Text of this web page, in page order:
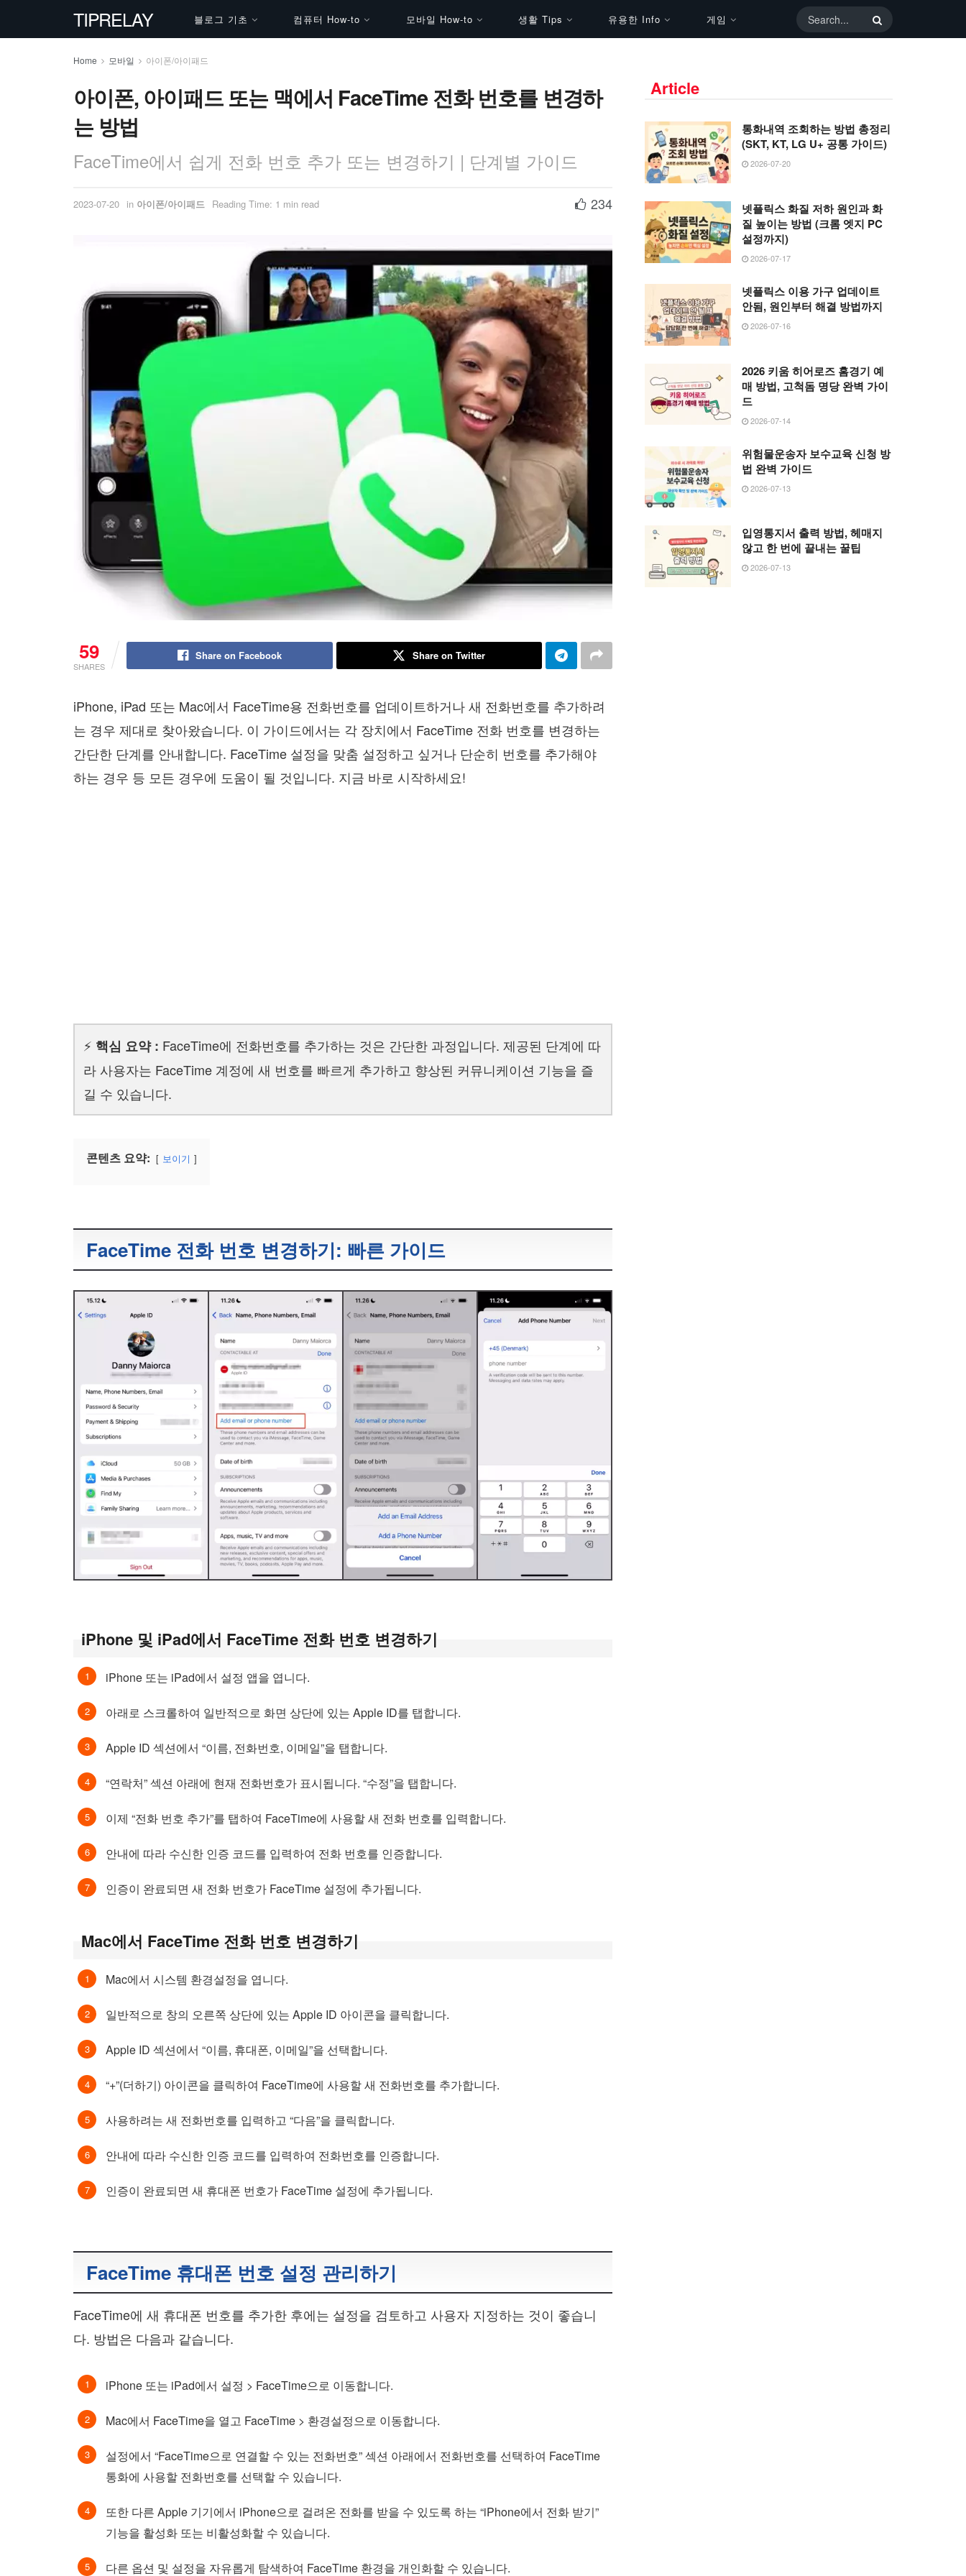
TIPRELAY 블로그 기초 컴퓨터 How-to 모바일 How-to 생활 Tips 유용한 Info 게임
Home 모바일 아이폰/아이패드
아이폰, 아이패드 또는 맥에서 FaceTime 전화 번호를 변경하
는 방법
FaceTime에서 쉽게 전화 번호 추가 또는 변경하기 | 단계별 가이드
2023-07-20 in 아이폰/아이패드 Reading Time: 1 min read 234
59
SHARES
Share on Facebook Share on Twitter
iPhone, iPad 또는 Mac에서 FaceTime용 전화번호를 업데이트하거나 새 전화번호를 추가하려
는 경우 제대로 찾아왔습니다. 이 가이드에서는 각 장치에서 FaceTime 전화 번호를 변경하는
간단한 단계를 안내합니다. FaceTime 설정을 맞춤 설정하고 싶거나 단순히 번호를 추가해야
하는 경우 등 모든 경우에 도움이 될 것입니다. 지금 바로 시작하세요!
⚡ 핵심 요약 : FaceTime에 전화번호를 추가하는 것은 간단한 과정입니다. 제공된 단계에 따
라 사용자는 FaceTime 계정에 새 번호를 빠르게 추가하고 향상된 커뮤니케이션 기능을 즐
길 수 있습니다.
콘텐츠 요약: 보이기
FaceTime 전화 번호 변경하기: 빠른 가이드
iPhone 및 iPad에서 FaceTime 전화 번호 변경하기
iPhone 또는 iPad에서 설정 앱을 엽니다.
아래로 스크롤하여 일반적으로 화면 상단에 있는 Apple ID를 탭합니다.
Apple ID 섹션에서 “이름, 전화번호, 이메일”을 탭합니다.
“연락처” 섹션 아래에 현재 전화번호가 표시됩니다. “수정”을 탭합니다.
이제 “전화 번호 추가”를 탭하여 FaceTime에 사용할 새 전화 번호를 입력합니다.
안내에 따라 수신한 인증 코드를 입력하여 전화 번호를 인증합니다.
인증이 완료되면 새 전화 번호가 FaceTime 설정에 추가됩니다.
Mac에서 FaceTime 전화 번호 변경하기
Mac에서 시스템 환경설정을 엽니다.
일반적으로 창의 오른쪽 상단에 있는 Apple ID 아이콘을 클릭합니다.
Apple ID 섹션에서 “이름, 휴대폰, 이메일”을 선택합니다.
“+”(더하기) 아이콘을 클릭하여 FaceTime에 사용할 새 전화번호를 추가합니다.
사용하려는 새 전화번호를 입력하고 “다음”을 클릭합니다.
안내에 따라 수신한 인증 코드를 입력하여 전화번호를 인증합니다.
인증이 완료되면 새 휴대폰 번호가 FaceTime 설정에 추가됩니다.
FaceTime 휴대폰 번호 설정 관리하기
FaceTime에 새 휴대폰 번호를 추가한 후에는 설정을 검토하고 사용자 지정하는 것이 좋습니
다. 방법은 다음과 같습니다.
iPhone 또는 iPad에서 설정 > FaceTime으로 이동합니다.
Mac에서 FaceTime을 열고 FaceTime > 환경설정으로 이동합니다.
설정에서 “FaceTime으로 연결할 수 있는 전화번호” 섹션 아래에서 전화번호를 선택하여 FaceTime
통화에 사용할 전화번호를 선택할 수 있습니다.
또한 다른 Apple 기기에서 iPhone으로 걸려온 전화를 받을 수 있도록 하는 “iPhone에서 전화 받기”
기능을 활성화 또는 비활성화할 수 있습니다.
다른 옵션 및 설정을 자유롭게 탐색하여 FaceTime 환경을 개인화할 수 있습니다.
Article
통화내역 조회하는 방법 총정리
(SKT, KT, LG U+ 공통 가이드)
2026-07-20
넷플릭스 화질 저하 원인과 화
질 높이는 방법 (크롬 엣지 PC
설정까지)
2026-07-17
넷플릭스 이용 가구 업데이트
안됨, 원인부터 해결 방법까지
2026-07-16
2026 키움 히어로즈 홈경기 예
매 방법, 고척돔 명당 완벽 가이
드
2026-07-14
위험물운송자 보수교육 신청 방
법 완벽 가이드
2026-07-13
입영통지서 출력 방법, 헤매지
않고 한 번에 끝내는 꿀팁
2026-07-13